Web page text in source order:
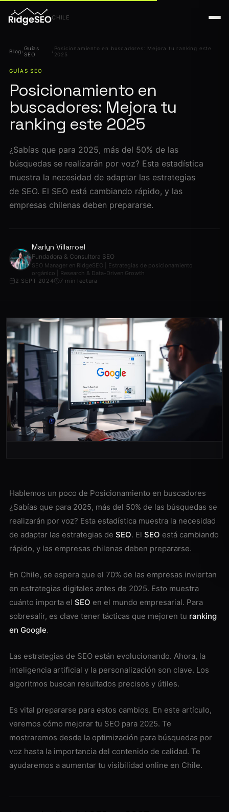
CHILE
Blog›Guías
SEO
› Posicionamiento en buscadores: Mejora tu ranking este
2025
GUÍAS SEO
Posicionamiento en
buscadores: Mejora tu
ranking este 2025
¿Sabías que para 2025, más del 50% de las
búsquedas se realizarán por voz? Esta estadística
muestra la necesidad de adaptar las estrategias
de SEO. El SEO está cambiando rápido, y las
empresas chilenas deben prepararse.
Marlyn Villarroel
Fundadora & Consultora SEO
SEO Manager en RidgeSEO | Estrategias de posicionamiento
orgánico | Research & Data-Driven Growth
2 SEPT 2024
7 min lectura
Hablemos un poco de Posicionamiento en buscadores
¿Sabías que para 2025, más del 50% de las búsquedas se
realizarán por voz? Esta estadística muestra la necesidad
de adaptar las estrategias de SEO. El SEO está cambiando
rápido, y las empresas chilenas deben prepararse.
En Chile, se espera que el 70% de las empresas inviertan
en estrategias digitales antes de 2025. Esto muestra
cuánto importa el SEO en el mundo empresarial. Para
sobresalir, es clave tener tácticas que mejoren tu ranking
en Google.
Las estrategias de SEO están evolucionando. Ahora, la
inteligencia artificial y la personalización son clave. Los
algoritmos buscan resultados precisos y útiles.
Es vital prepararse para estos cambios. En este artículo,
veremos cómo mejorar tu SEO para 2025. Te
mostraremos desde la optimización para búsquedas por
voz hasta la importancia del contenido de calidad. Te
ayudaremos a aumentar tu visibilidad online en Chile.